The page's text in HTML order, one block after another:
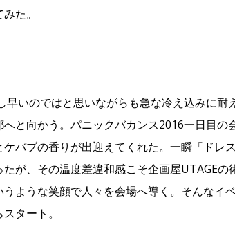
た。
早いのではと思いながらも急な冷え込みに
へと向かう。パニックバカンス2016一日目
ケバブの香りが出迎えてくれた。一瞬「ドレ
たが、その温度差違和感こそ企画屋UTAGE
うような笑顔で人々を会場へ導く。そんなイ
タート。